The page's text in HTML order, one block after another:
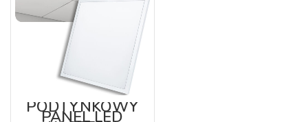
PODTYNKOWY
PANEL LED